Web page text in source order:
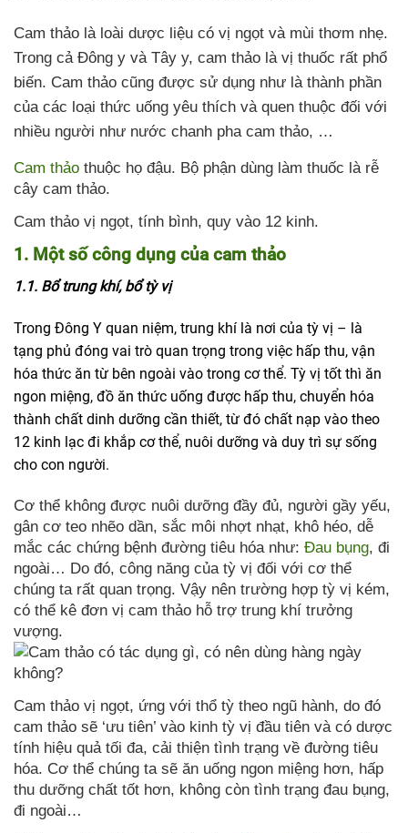
Cam thảo là loài dược liệu có vị ngọt và mùi thơm nhẹ.
Trong cả Đông y và Tây y, cam thảo là vị thuốc rất phổ
biến. Cam thảo cũng được sử dụng như là thành phần
của các loại thức uống yêu thích và quen thuộc đối với
nhiều người như nước chanh pha cam thảo, …
Cam thảo thuộc họ đậu. Bộ phận dùng làm thuốc là rễ
cây cam thảo.
Cam thảo vị ngọt, tính bình, quy vào 12 kinh.
1. Một số công dụng của cam thảo
1.1. Bổ trung khí, bổ tỳ vị
Trong Đông Y quan niệm, trung khí là nơi của tỳ vị – là
tạng phủ đóng vai trò quan trọng trong việc hấp thu, vận
hóa thức ăn từ bên ngoài vào trong cơ thể. Tỳ vị tốt thì ăn
ngon miệng, đồ ăn thức uống được hấp thu, chuyển hóa
thành chất dinh dưỡng cần thiết, từ đó chất nạp vào theo
12 kinh lạc đi khắp cơ thể, nuôi dưỡng và duy trì sự sống
cho con người.
Cơ thể không được nuôi dưỡng đầy đủ, người gầy yếu,
gân cơ teo nhẽo dần, sắc môi nhợt nhạt, khô héo, dễ
mắc các chứng bệnh đường tiêu hóa như: Đau bụng, đi
ngoài… Do đó, công năng của tỳ vị đối với cơ thể
chúng ta rất quan trọng. Vậy nên trường hợp tỳ vị kém,
có thể kê đơn vị cam thảo hỗ trợ trung khí trưởng
vượng.
Cam thảo vị ngọt, ứng với thổ tỳ theo ngũ hành, do đó
cam thảo sẽ ‘ưu tiên’ vào kinh tỳ vị đầu tiên và có dược
tính hiệu quả tối đa, cải thiện tình trạng về đường tiêu
hóa. Cơ thể chúng ta sẽ ăn uống ngon miệng hơn, hấp
thu dưỡng chất tốt hơn, không còn tình trạng đau bụng,
đi ngoài…